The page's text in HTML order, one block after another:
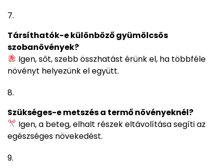
Társíthatók-e különböző gyümölcsös
szobanövények?
Igen, sőt, szebb összhatást érünk el, ha többféle
növényt helyezünk el együtt.
Szükséges-e metszés a termő növényeknél?
Igen, a beteg, elhalt részek eltávolítása segíti az
egészséges növekedést.